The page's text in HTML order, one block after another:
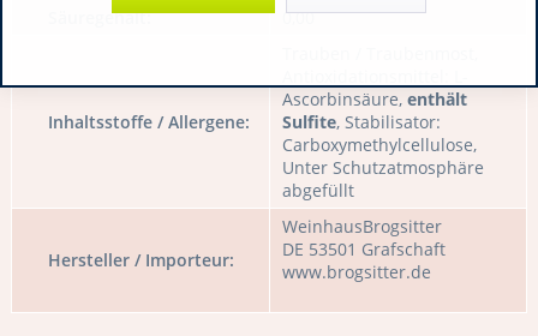
Säuregehalt:
0,00
Inhaltsstoffe / Allergene:
Ascorbinsäure, enthält
Sulfite, Stabilisator:
Carboxymethylcellulose,
Unter Schutzatmosphäre
abgefüllt
Hersteller / Importeur:
WeinhausBrogsitter
DE 53501 Grafschaft
www.brogsitter.de